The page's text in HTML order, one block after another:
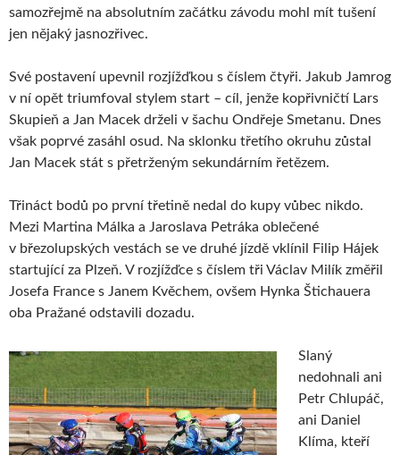
samozřejmě na absolutním začátku závodu mohl mít tušení
jen nějaký jasnozřivec.
Své postavení upevnil rozjížďkou s číslem čtyři. Jakub Jamrog
v ní opět triumfoval stylem start – cíl, jenže kopřivničtí Lars
Skupieň a Jan Macek drželi v šachu Ondřeje Smetanu. Dnes
však poprvé zasáhl osud. Na sklonku třetího okruhu zůstal
Jan Macek stát s přetrženým sekundárním řetězem.
Třináct bodů po první třetině nedal do kupy vůbec nikdo.
Mezi Martina Málka a Jaroslava Petráka oblečené
v březolupských vestách se ve druhé jízdě vklínil Filip Hájek
startující za Plzeň. V rozjížďce s číslem tři Václav Milík změřil
Josefa France s Janem Kvěchem, ovšem Hynka Štichauera
oba Pražané odstavili dozadu.
Slaný
nedohnali ani
Petr Chlupáč,
ani Daniel
Klíma, kteří